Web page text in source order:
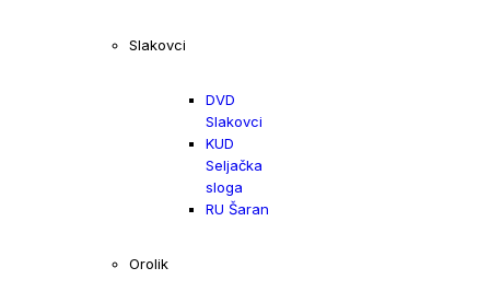
Slakovci
DVD
Slakovci
KUD
Seljačka
sloga
RU Šaran
Orolik